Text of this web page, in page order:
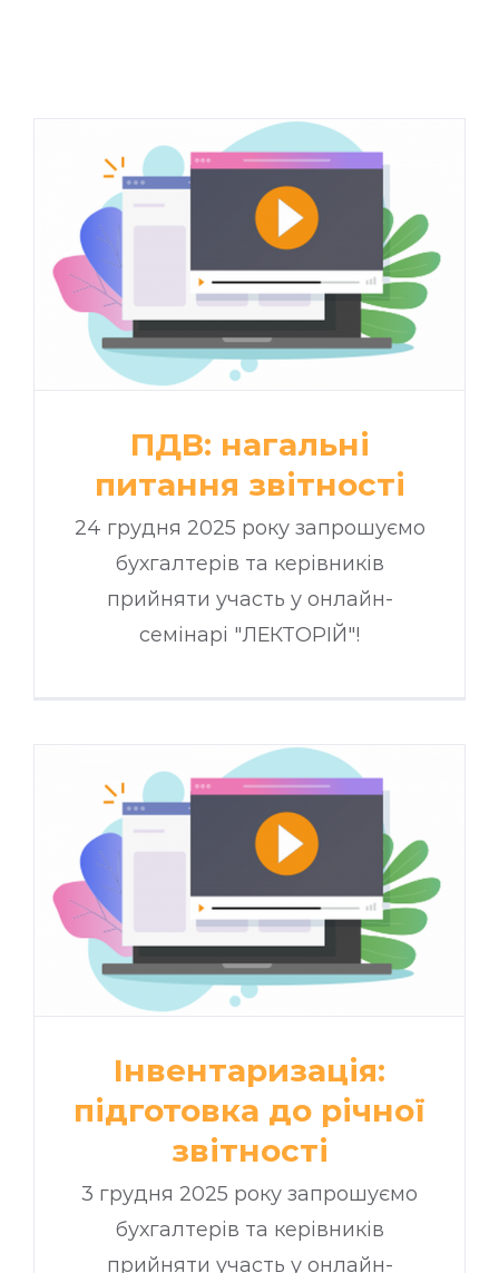
ПДВ: нагальні
питання звітності
24 грудня 2025 року запрошуємо
бухгалтерів та керівників
прийняти участь у онлайн-
семінарі "ЛЕКТОРІЙ"!
Інвентаризація:
підготовка до річної
звітності
3 грудня 2025 року запрошуємо
бухгалтерів та керівників
прийняти участь у онлайн-